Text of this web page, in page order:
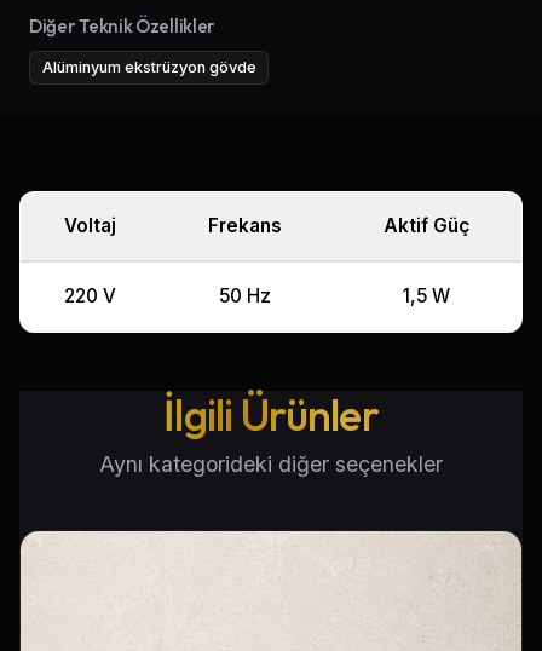
Diğer Teknik Özellikler
Alüminyum ekstrüzyon gövde
Voltaj Frekans Aktif Güç
220 V 50 Hz 1,5 W
İlgili Ürünler
Aynı kategorideki diğer seçenekler